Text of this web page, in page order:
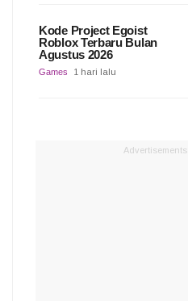
Kode Project Egoist
Roblox Terbaru Bulan
Agustus 2026
Games 1 hari lalu
Advertisements